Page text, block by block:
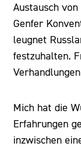
Austausch
Genfer
leugnet
festzuhalten.
Mich hat die
Erfahrungen
inzwischen